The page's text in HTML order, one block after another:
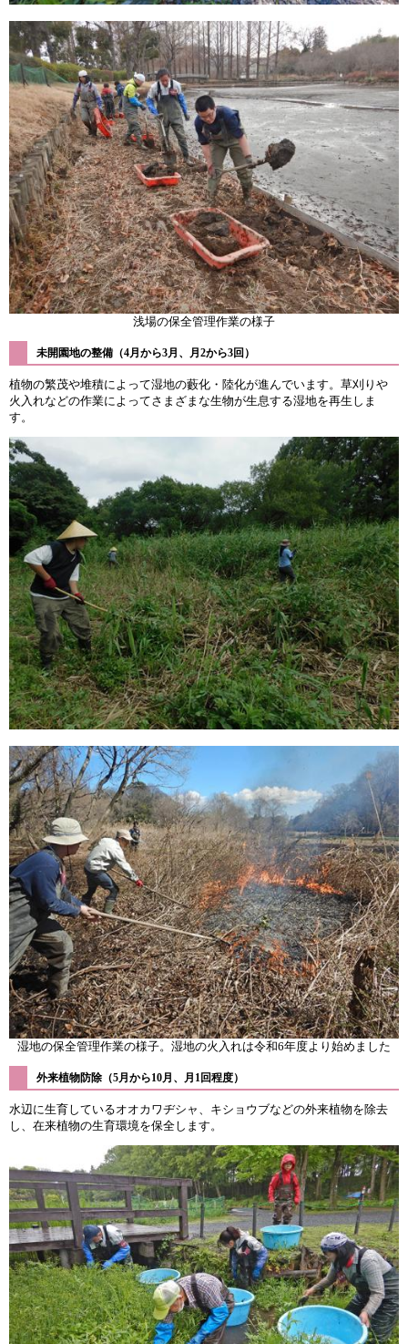
浅場の保全管理作業の様子
未開園地の整備（4月から3月、月2から3回）
植物の繁茂や堆積によって湿地の藪化・陸化が進んでいます。草刈りや
火入れなどの作業によってさまざまな生物が生息する湿地を再生しま
す。
湿地の保全管理作業の様子。湿地の火入れは令和6年度より始めました
外来植物防除（5月から10月、月1回程度）
水辺に生育しているオオカワヂシャ、キショウブなどの外来植物を除去
し、在来植物の生育環境を保全します。